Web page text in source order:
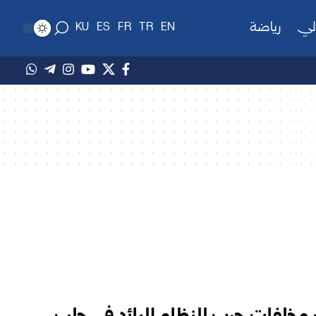
رياضة EN
TR
FR
ES
KU